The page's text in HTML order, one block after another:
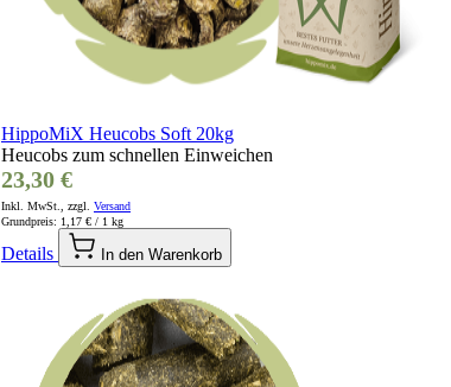
HippoMiX Heucobs Soft 20kg
Heucobs zum schnellen Einweichen
23,30 €
Inkl. MwSt., zzgl. Versand
Grundpreis: 1,17 € / 1 kg
Details In den Warenkorb